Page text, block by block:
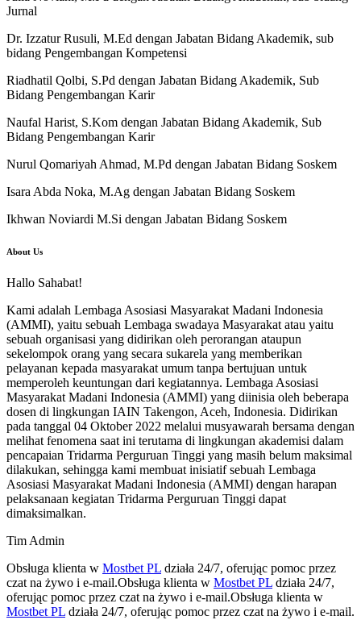
Jurnal
Dr. Izzatur Rusuli, M.Ed dengan Jabatan Bidang Akademik, sub
bidang Pengembangan Kompetensi
Riadhatil Qolbi, S.Pd dengan Jabatan Bidang Akademik, Sub
Bidang Pengembangan Karir
Naufal Harist, S.Kom dengan Jabatan Bidang Akademik, Sub
Bidang Pengembangan Karir
Nurul Qomariyah Ahmad, M.Pd dengan Jabatan Bidang Soskem
Isara Abda Noka, M.Ag dengan Jabatan Bidang Soskem
Ikhwan Noviardi M.Si dengan Jabatan Bidang Soskem
About Us
Hallo Sahabat!
Kami adalah Lembaga Asosiasi Masyarakat Madani Indonesia
(AMMI), yaitu sebuah Lembaga swadaya Masyarakat atau yaitu
sebuah organisasi yang didirikan oleh perorangan ataupun
sekelompok orang yang secara sukarela yang memberikan
pelayanan kepada masyarakat umum tanpa bertujuan untuk
memperoleh keuntungan dari kegiatannya. Lembaga Asosiasi
Masyarakat Madani Indonesia (AMMI) yang diinisia oleh beberapa
dosen di lingkungan IAIN Takengon, Aceh, Indonesia. Didirikan
pada tanggal 04 Oktober 2022 melalui musyawarah bersama dengan
melihat fenomena saat ini terutama di lingkungan akademisi dalam
pencapaian Tridarma Perguruan Tinggi yang masih belum maksimal
dilakukan, sehingga kami membuat inisiatif sebuah Lembaga
Asosiasi Masyarakat Madani Indonesia (AMMI) dengan harapan
pelaksanaan kegiatan Tridarma Perguruan Tinggi dapat
dimaksimalkan.
Tim Admin
Obsługa klienta w Mostbet PL działa 24/7, oferując pomoc przez
czat na żywo i e-mail.Obsługa klienta w Mostbet PL działa 24/7,
oferując pomoc przez czat na żywo i e-mail.Obsługa klienta w
Mostbet PL działa 24/7, oferując pomoc przez czat na żywo i e-mail.